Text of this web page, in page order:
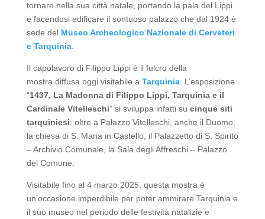
tornare nella sua città natale, portando la pala del Lippi
e facendosi edificare il sontuoso palazzo che dal 1924 è
sede del Museo Archeologico Nazionale di Cerveteri
e Tarquinia.
Il capolavoro di Filippo Lippi è il fulcro della
mostra diffusa oggi visitabile a Tarquinia. L’esposizione
“1437. La Madonna di Filippo Lippi, Tarquinia e il
Cardinale Vitelleschi” si sviluppa infatti su cinque siti
tarquiniesi: oltre a Palazzo Vitelleschi, anche il Duomo,
la chiesa di S. Maria in Castello, il Palazzetto di S. Spirito
– Archivio Comunale, la Sala degli Affreschi – Palazzo
del Comune.
Visitabile fino al 4 marzo 2025, questa mostra è
un’occasione imperdibile per poter ammirare Tarquinia e
il suo museo nel periodo delle festività natalizie e